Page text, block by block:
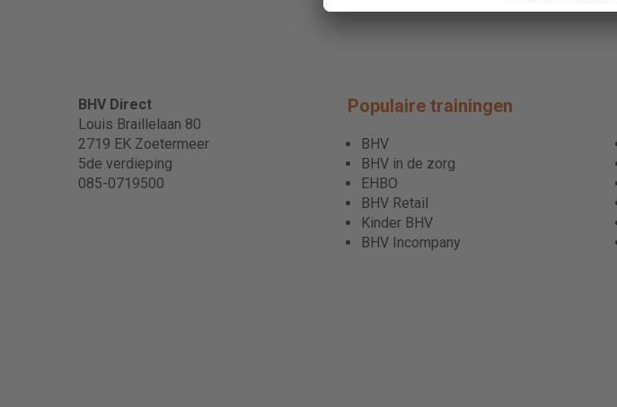
BHV Direct
Louis Braillelaan 80
2719 EK Zoetermeer
5de verdieping
085-0719500
Populaire trainingen
BHV
BHV in de zorg
EHBO
BHV Retail
Kinder BHV
BHV Incompany